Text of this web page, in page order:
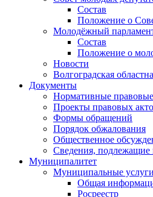
Состав
Положение о
Молодёжный
Состав
Положение о
Новости
Волгоградская
Документы
Нормативные
Проекты правовых
Формы обращений
Порядок обжалования
Общественное
Сведения, подлежащие
Муниципалитет
Муниципальные услуги
Общая
Росреестр